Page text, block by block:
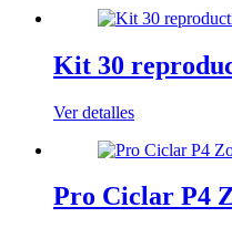
Kit 30
Ver detalles
Pro Ciclar P4